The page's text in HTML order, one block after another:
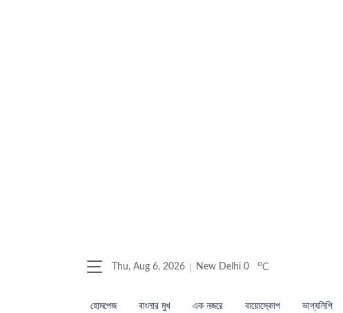
Thu, Aug 6, 2026 New Delhi 0 oC
হোমপেজ বাংলার মুখ এক নজরে বায়োস্কোপ ভাগ্যলিপি